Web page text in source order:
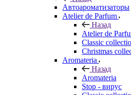
Автоароматизаторы
Atelier de Parfum
Назад
Atelier de
Classic
Christmas
Aromateria
Назад
Aromateria
Stop - вирус